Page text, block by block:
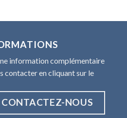
information complémentaire
contacter en cliquant sur le
CONTACTEZ-NOUS